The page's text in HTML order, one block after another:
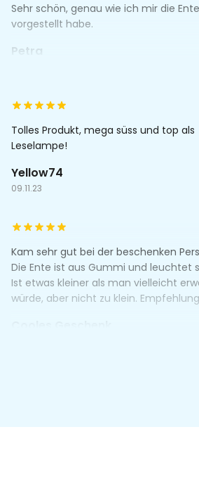
Sehr schön, genau wie ich mir die Ente
vorgestellt habe.
Petra
Tolles Produkt, mega süss und top als
Leselampe!
Yellow74
09.11.23
Kam sehr gut bei der beschenken
Die Ente ist aus Gummi und leuchtet
Ist etwas kleiner als man vielleicht
würde, aber nicht zu klein. Empfehlung